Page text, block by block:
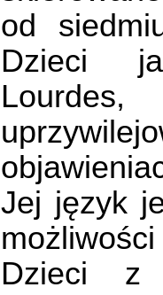
od
Dzieci
Jej język
Dzieci z